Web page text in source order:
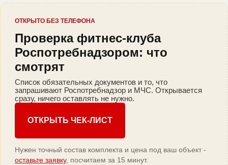
ОТКРЫТО БЕЗ ТЕЛЕФОНА
Проверка фитнес-клуба
Роспотребнадзором: что
смотрят
Список обязательных документов и то, что
запрашивают Роспотребнадзор и МЧС. Открывается
сразу, ничего оставлять не нужно.
ОТКРЫТЬ ЧЕК-ЛИСТ
Нужен точный состав комплекта и цена под ваш объект -
оставьте заявку, посчитаем за 15 минут.